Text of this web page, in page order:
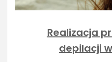
Realizacja
depilacji